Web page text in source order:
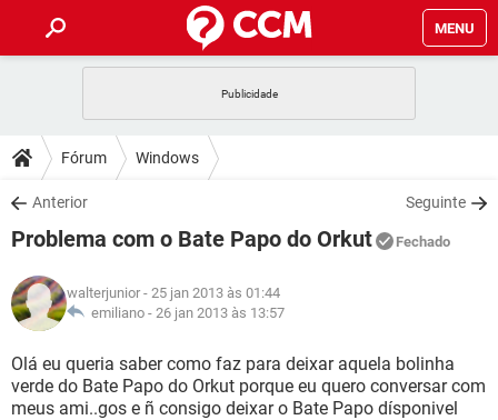
MENU
CELULAR
OUTLOOK
INSTAGRAM GMAIL
GUIA DE COMPRAS
DICAS
JOGOS
INSTAGRAM GMAIL
GUIA DE COMPRAS
DOWNLOADS
JOGOS WHATSAPP
CELULAR
OUTLOOK EXCEL
INSTAGRAM GMAIL
GUIA DE COMPRAS
JOGOS WHATSAPP
CELULAR
OUTLOOK EXCEL
INSTAGRAM GMAIL
GLOSSÁRIO
JOGOS WHATSAPP
CELULAR FACEBOOK
Fórum Windows
Anterior Seguinte
Problema com o Bate Papo do Orkut Fechado
walterjunior - 25 jan 2013 às 01:44
emiliano - 26 jan 2013 às 13:57
Olá eu queria saber como faz para deixar aquela bolinha
verde do Bate Papo do Orkut porque eu quero conversar com
meus ami..gos e ñ consigo deixar o Bate Papo dísponivel